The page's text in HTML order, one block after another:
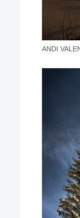
ANDI